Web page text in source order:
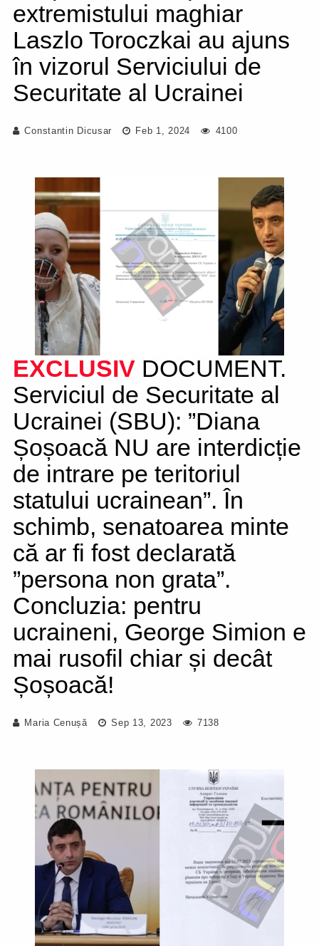
extremistului maghiar
Laszlo Toroczkai au ajuns
în vizorul Serviciului de
Securitate al Ucrainei
Constantin Dicusar Feb 1, 2024 4100
EXCLUSIV DOCUMENT.
Serviciul de Securitate al
Ucrainei (SBU): ”Diana
Șoșoacă NU are interdicție
de intrare pe teritoriul
statului ucrainean”. În
schimb, senatoarea minte
că ar fi fost declarată
”persona non grata”.
Concluzia: pentru
ucraineni, George Simion e
mai rusofil chiar și decât
Șoșoacă!
Maria Cenușă Sep 13, 2023 7138